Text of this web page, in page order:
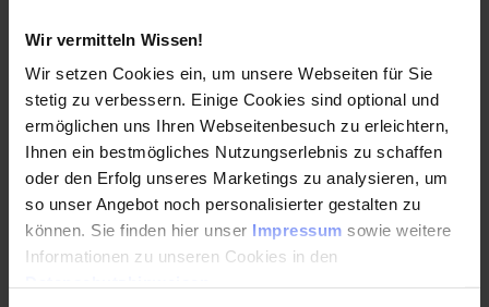
Wir vermitteln Wissen!
Wir setzen Cookies ein, um unsere Webseiten für Sie
stetig zu verbessern. Einige Cookies sind optional und
ermöglichen uns Ihren Webseitenbesuch zu erleichtern,
Ihnen ein bestmögliches Nutzungserlebnis zu schaffen
oder den Erfolg unseres Marketings zu analysieren, um
so unser Angebot noch personalisierter gestalten zu
können. Sie finden hier unser Impressum sowie weitere
Informationen zu unseren Cookies in den